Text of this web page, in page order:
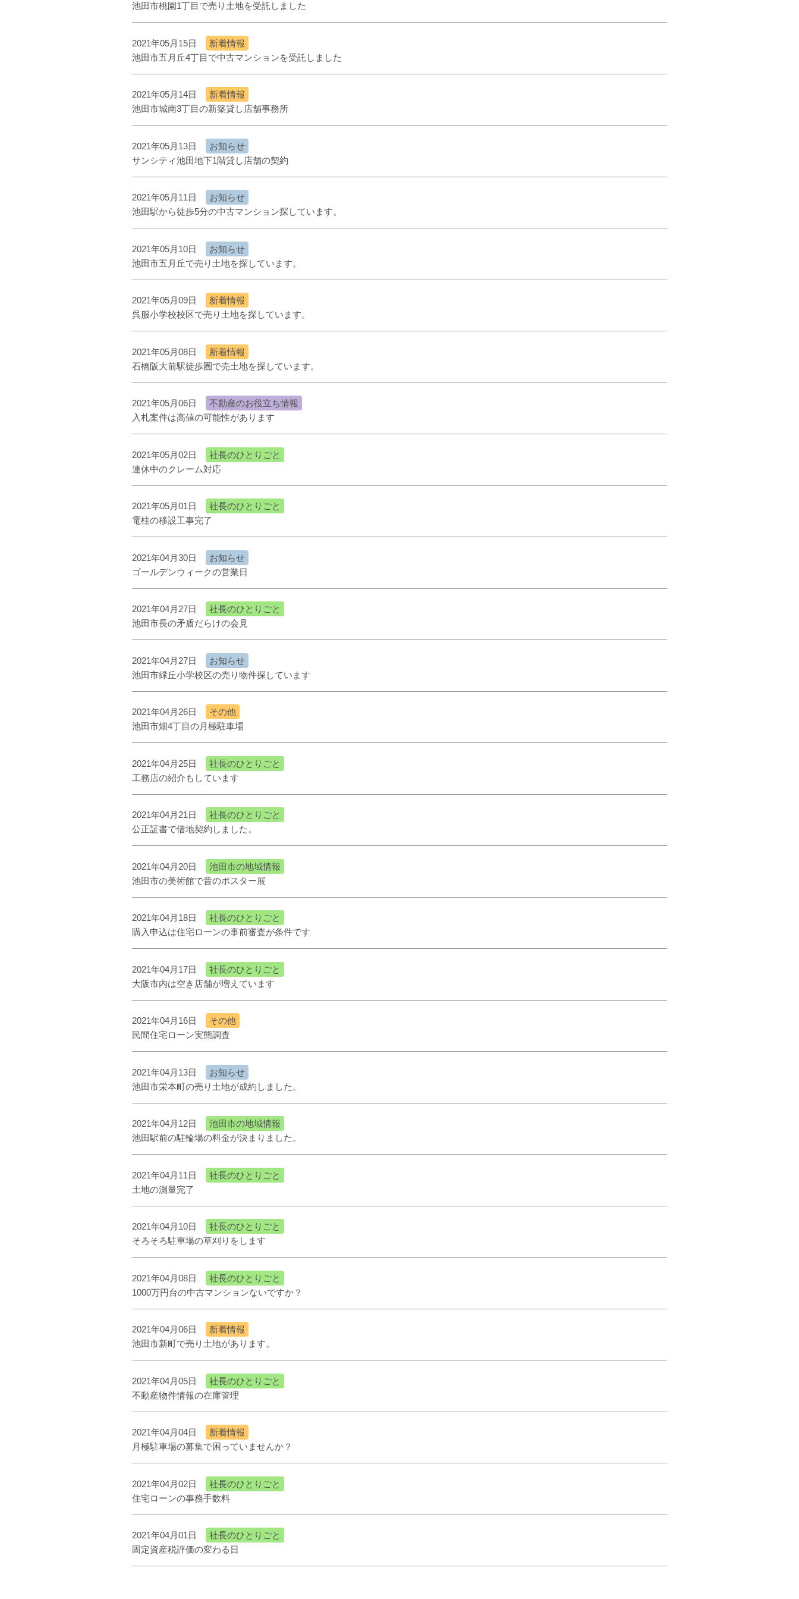
池田市桃園1丁目で売り土地を受託しました
2021年05月15日
新着情報
池田市五月丘4丁目で中古マンションを受託しました
2021年05月14日
新着情報
池田市城南3丁目の新築貸し店舗事務所
2021年05月13日
お知らせ
サンシティ池田地下1階貸し店舗の契約
2021年05月11日
お知らせ
池田駅から徒歩5分の中古マンション探しています。
2021年05月10日
お知らせ
池田市五月丘で売り土地を探しています。
2021年05月09日
新着情報
呉服小学校校区で売り土地を探しています。
2021年05月08日
新着情報
石橋阪大前駅徒歩圏で売土地を探しています。
2021年05月06日
不動産のお役立ち情報
入札案件は高値の可能性があります
2021年05月02日
社長のひとりごと
連休中のクレーム対応
2021年05月01日
社長のひとりごと
電柱の移設工事完了
2021年04月30日
お知らせ
ゴールデンウィークの営業日
2021年04月27日
社長のひとりごと
池田市長の矛盾だらけの会見
2021年04月27日
お知らせ
池田市緑丘小学校区の売り物件探しています
2021年04月26日
その他
池田市畑4丁目の月極駐車場
2021年04月25日
社長のひとりごと
工務店の紹介もしています
2021年04月21日
社長のひとりごと
公正証書で借地契約しました。
2021年04月20日
池田市の地域情報
池田市の美術館で昔のポスター展
2021年04月18日
社長のひとりごと
購入申込は住宅ローンの事前審査が条件です
2021年04月17日
社長のひとりごと
大阪市内は空き店舗が増えています
2021年04月16日
その他
民間住宅ローン実態調査
2021年04月13日
お知らせ
池田市栄本町の売り土地が成約しました。
2021年04月12日
池田市の地域情報
池田駅前の駐輪場の料金が決まりました。
2021年04月11日
社長のひとりごと
土地の測量完了
2021年04月10日
社長のひとりごと
そろそろ駐車場の草刈りをします
2021年04月08日
社長のひとりごと
1000万円台の中古マンションないですか？
2021年04月06日
新着情報
池田市新町で売り土地があります。
2021年04月05日
社長のひとりごと
不動産物件情報の在庫管理
2021年04月04日
新着情報
月極駐車場の募集で困っていませんか？
2021年04月02日
社長のひとりごと
住宅ローンの事務手数料
2021年04月01日
社長のひとりごと
固定資産税評価の変わる日